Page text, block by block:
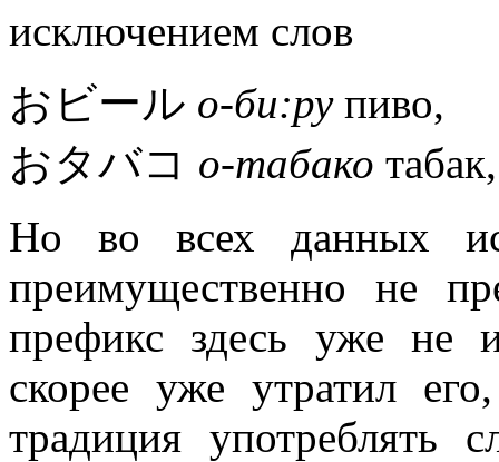
исключением слов
おビール о-би:ру пиво,
おタバコ о-табако
Но во всех данных
преимущественно не
префикс здесь уже не
скорее уже утратил
традиция употреблять